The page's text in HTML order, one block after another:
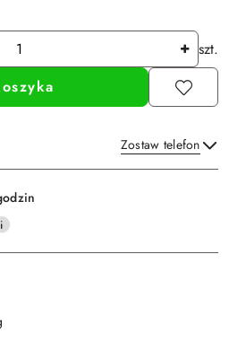
szt.
Zostaw telefon
Wyślij